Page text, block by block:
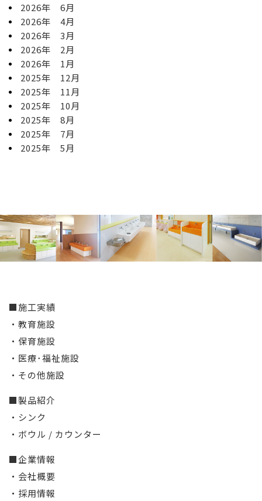
2026年 6月
2026年 4月
2026年 3月
2026年 2月
2026年 1月
2025年 12月
2025年 11月
2025年 10月
2025年 8月
2025年 7月
2025年 5月
■施工実績
・教育施設
・保育施設
・医療･福祉施設
・その他施設
■製品紹介
・シンク
・ボウル / カウンター
■企業情報
・会社概要
・採用情報